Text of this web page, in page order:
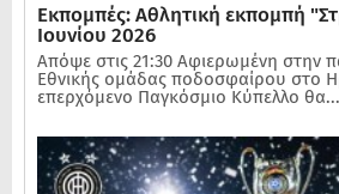
Εκπομπές: Αθλητική εκπομπή
Ιουνίου 2026
Απόψε στις 21:30 Αφιερωμένη στην
Εθνικής ομάδας ποδοσφαίρου στο
επερχόμενο Παγκόσμιο Κύπελλο θα...